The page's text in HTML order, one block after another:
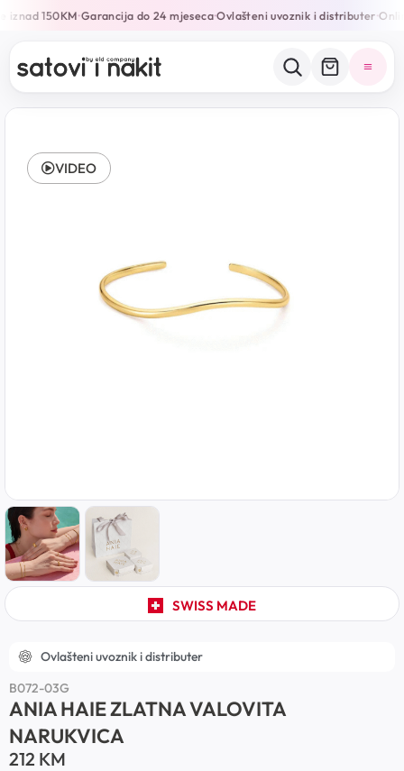
150KM•Garancija do 24 mjeseca•Ovlašteni uvoznik i distributer•
SWISS MADE
VIDEO
Ovlašteni uvoznik i distributer
B072-03G
ANIA HAIE ZLATNA VALOVITA
NARUKVICA
212 KM